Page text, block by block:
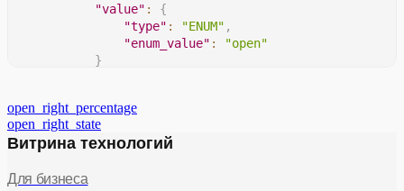
"value" :
{
"type" : "ENUM" ,
"enum_value" :
"open"
}
}
open_right_percentage
open_right_state
Витрина технологий
Для бизнеса